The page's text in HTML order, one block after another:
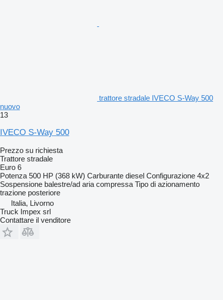
trattore stradale IVECO S-Way 500
nuovo
13
IVECO S-Way 500
Prezzo su richiesta
Trattore stradale
Euro 6
Potenza 500 HP (368 kW) Carburante diesel Configurazione 4x2
Sospensione balestre/ad aria compressa Tipo di azionamento
trazione posteriore
Italia, Livorno
Truck Impex srl
Contattare il venditore